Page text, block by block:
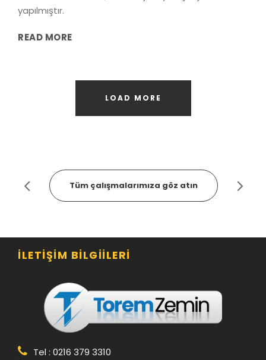
yapılmıştır.
READ MORE
LOAD MORE
Tüm çalışmalarımıza göz atın
İLETIŞIM BILGIILERI
Tel : 0216 379 3310